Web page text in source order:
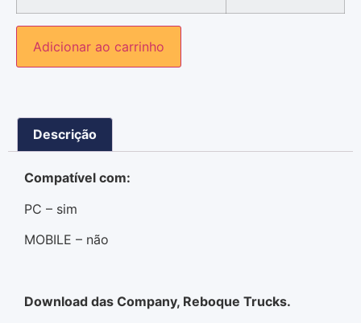
Adicionar ao carrinho
Descrição
Compatível com:
PC – sim
MOBILE – não
Download das Company, Reboque Trucks.